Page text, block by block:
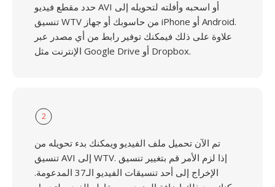
حدد مقطع فيديو AVI أو اسحبه وأفلته لتحويله إلى
تنسيق WTV من حاسوبك أو جهاز iPhone أو Android.
علاوة على ذلك فيمكنك توفير رابط من أي مصدر عبر
الإنترنت مثل Google Drive أو Dropbox.
2
تم الآن تحميل ملف الفيديو ويمكنك بدء تحويله من
تنسيق AVI إلى WTV. إذا لزم الأمر قم بتغيير تنسيق
الإخراج إلى أحد تنسيقات الفيديو الـ37 المدعومة.